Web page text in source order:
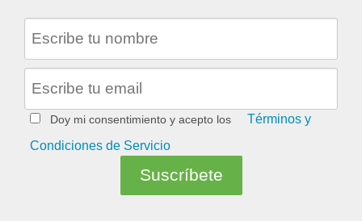
Doy mi consentimiento y acepto los
Términos y
Condiciones de Servicio